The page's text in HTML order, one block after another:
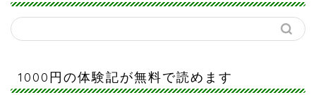
1000円の体験記が無料で読めます